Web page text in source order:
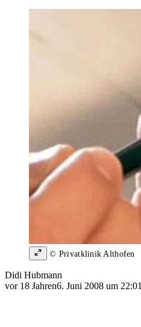
© Privatklinik Althofen
Didi Hubmann
vor 18 Jahren6. Juni 2008 um 22:01